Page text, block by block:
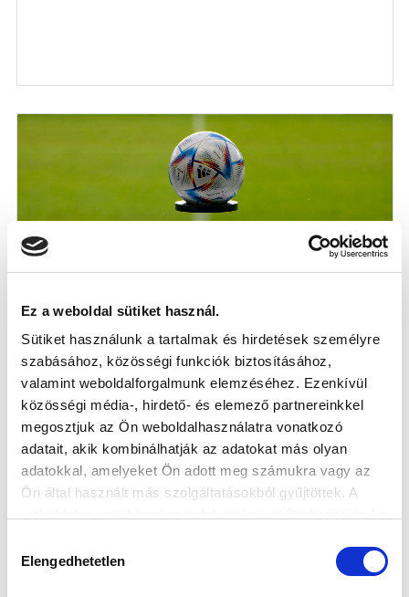
Ez a weboldal sütiket használ.
Sütiket használunk a tartalmak és hirdetések személyre
szabásához, közösségi funkciók biztosításához,
valamint weboldalforgalmunk elemzéséhez. Ezenkívül
közösségi média-, hirdető- és elemező partnereinkkel
megosztjuk az Ön weboldalhasználatra vonatkozó
adatait, akik kombinálhatják az adatokat más olyan
adatokkal, amelyeket Ön adott meg számukra vagy az
Ön által használt más szolgáltatásokból gyűjtöttek. A
kiválasztása
Elengedhetetlen
ÉLŐKÉPES KÖZVETÍTÉS A PUSKÁS
AKADÉMIA ELLENI MECCSRŐL
2026-08-07
A 17:30-kor kezdődő hazai találkozó az M4Sporton és
a csatorna honlapján lesz kö...